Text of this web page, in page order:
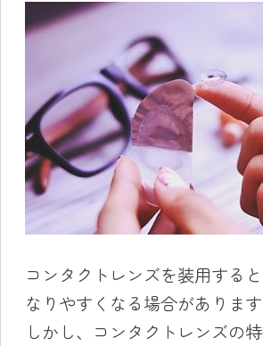
コンタクトレンズを装用する
なりやすくなる場合があります
しかし、コンタクトレンズの